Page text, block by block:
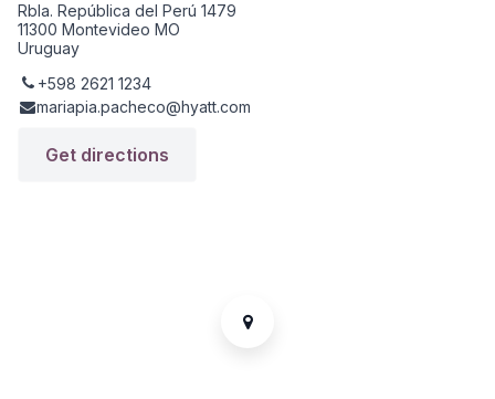
Rbla. República del Perú 1479
11300 Montevideo MO
Uruguay
+598 2621 1234
mariapia.pacheco@hyatt.com
Get directions